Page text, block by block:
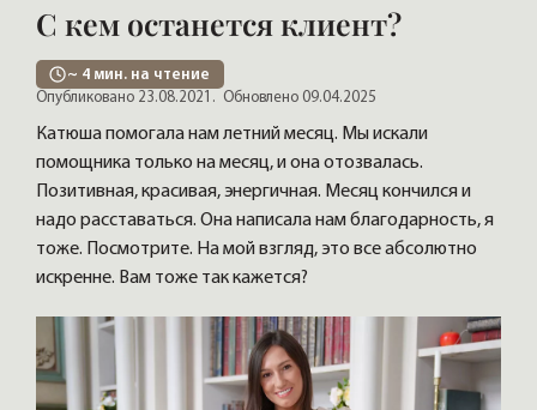
С кем останется клиент?
~ 4 мин. на чтение
Опубликовано 23.08.2021. Обновлено 09.04.2025
Катюша помогала нам летний месяц. Мы искали
помощника только на месяц, и она отозвалась.
Позитивная, красивая, энергичная. Месяц кончился и
надо расставаться. Она написала нам благодарность, я
тоже. Посмотрите. На мой взгляд, это все абсолютно
искренне. Вам тоже так кажется?